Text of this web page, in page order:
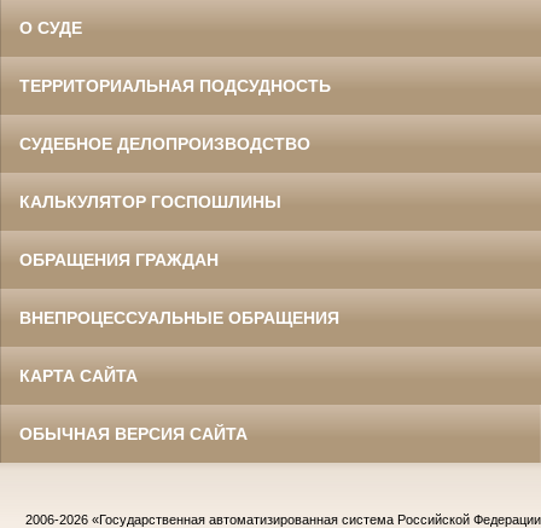
О СУДЕ
ТЕРРИТОРИАЛЬНАЯ ПОДСУДНОСТЬ
СУДЕБНОЕ ДЕЛОПРОИЗВОДСТВО
КАЛЬКУЛЯТОР ГОСПОШЛИНЫ
ОБРАЩЕНИЯ ГРАЖДАН
ВНЕПРОЦЕССУАЛЬНЫЕ ОБРАЩЕНИЯ
КАРТА САЙТА
ОБЫЧНАЯ ВЕРСИЯ САЙТА
2006-2026 «Государственная автоматизированная система Российской